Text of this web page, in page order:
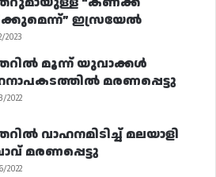
ഇസ്രയേൽ
2023
മൂന്ന് യുവാക്കൾ
മരണപ്പെട്ടു
2022
വാഹനമിടിച്ച് മലയാളി
മരണപ്പെട്ടു
2022